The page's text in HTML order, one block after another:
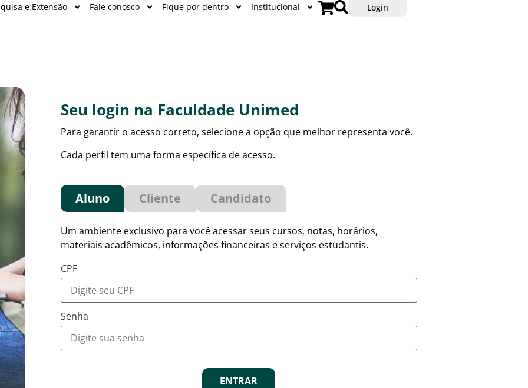
e Extensão Fale conosco Fique por dentro Institucional Login
Seu login na Faculdade Unimed
Para garantir o acesso correto, selecione a opção que melhor representa você.
Cada perfil tem uma forma específica de acesso.
Aluno Cliente Candidato
Um ambiente exclusivo para você acessar seus cursos, notas, horários,
materiais acadêmicos, informações financeiras e serviços estudantis.
CPF
Senha
ENTRAR